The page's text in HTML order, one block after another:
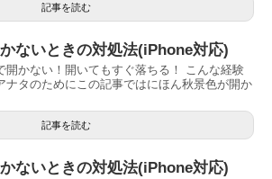
記事を読む
ないときの対処法(iPhone対応)
開かない！開いてもすぐ落ちる！ こんな経験
ナタのためにこの記事ではにほん秋景色が開か
記事を読む
ないときの対処法(iPhone対応)